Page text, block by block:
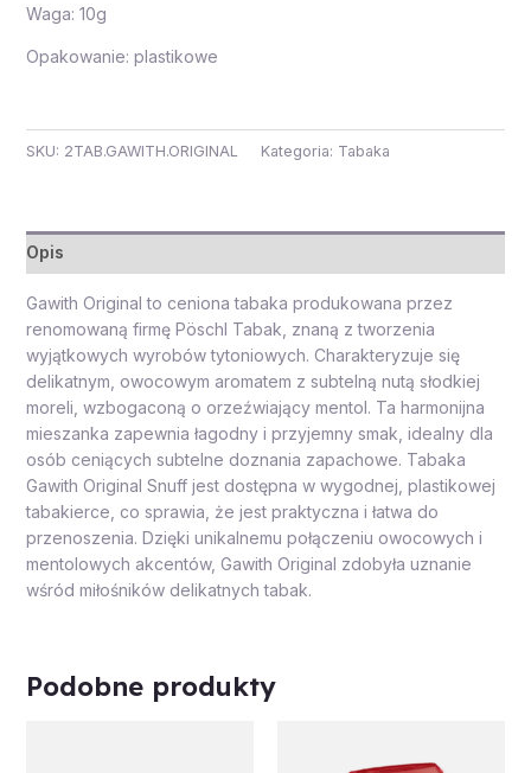
Waga: 10g
Opakowanie: plastikowe
SKU: 2TAB.GAWITH.ORIGINAL Kategoria: Tabaka
Opis
Gawith Original to ceniona tabaka produkowana przez
renomowaną firmę Pöschl Tabak, znaną z tworzenia
wyjątkowych wyrobów tytoniowych. Charakteryzuje się
delikatnym, owocowym aromatem z subtelną nutą słodkiej
moreli, wzbogaconą o orzeźwiający mentol. Ta harmonijna
mieszanka zapewnia łagodny i przyjemny smak, idealny dla
osób ceniących subtelne doznania zapachowe. Tabaka
Gawith Original Snuff jest dostępna w wygodnej, plastikowej
tabakierce, co sprawia, że jest praktyczna i łatwa do
przenoszenia. Dzięki unikalnemu połączeniu owocowych i
mentolowych akcentów, Gawith Original zdobyła uznanie
wśród miłośników delikatnych tabak.
Podobne produkty